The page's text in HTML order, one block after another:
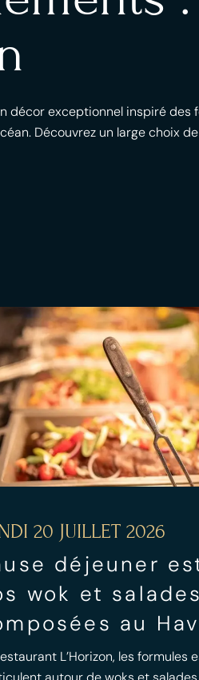
décor exceptionnel inspiré des
Découvrez un large choix
20 JUILLET 2026
déjeuner
wok et salades
au
L’Horizon, les formules